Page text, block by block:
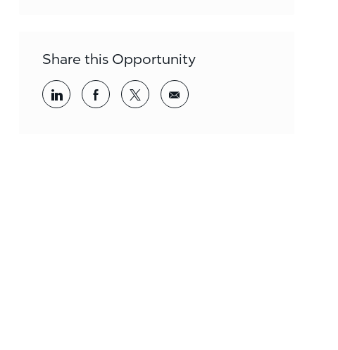
Share this Opportunity
Share via LinkedInShare via Facebook
Share via twitterShare via email